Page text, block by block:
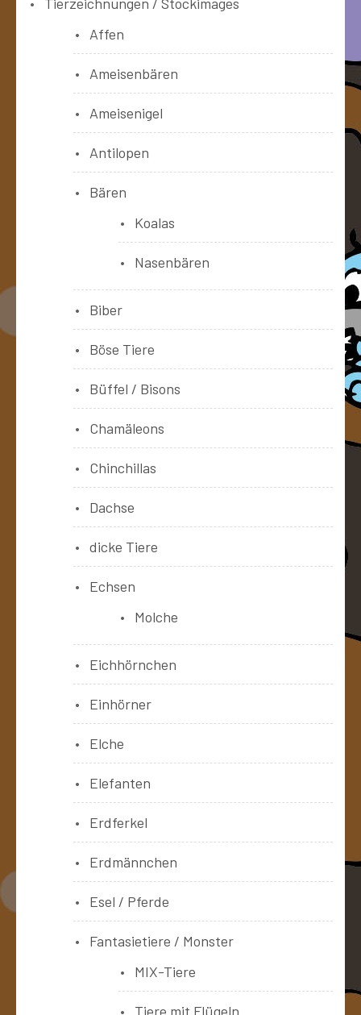
Affen
Ameisenbären
Ameisenigel
Antilopen
Bären
Koalas
Nasenbären
Biber
Böse Tiere
Büffel / Bisons
Chamäleons
Chinchillas
Dachse
dicke Tiere
Echsen
Molche
Eichhörnchen
Einhörner
Elche
Elefanten
Erdferkel
Erdmännchen
Esel / Pferde
Fantasietiere / Monster
MIX-Tiere
Tiere mit Flügeln